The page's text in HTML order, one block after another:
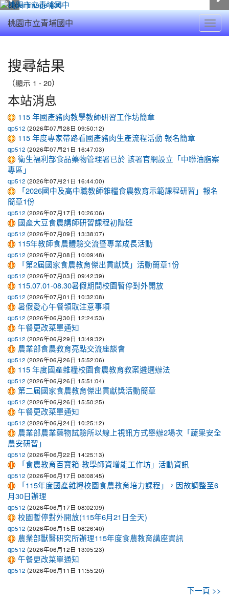
桃園市立青埔國中
搜尋結果
（顯示 1 - 20）
本站消息
115 年國產豬肉教學教師研習工作坊簡章
qp512 (2026年07月28日 09:50:12)
115 年度專家帶路看國產豬肉生產流程活動 報名簡章
qp512 (2026年07月21日 16:47:03)
衛生福利部食品藥物管理署已於 該署官網設立「中聯油脂案
專區」
qp512 (2026年07月21日 16:44:00)
「2026國中及高中職教師雜糧食農教育示範課程研習」報名
簡章1份
qp512 (2026年07月17日 10:26:06)
國產大豆食農講師研習課程初階班
qp512 (2026年07月09日 13:38:07)
115年教師食農體驗交流暨專業成長活動
qp512 (2026年07月08日 10:09:48)
「第2屆國家食農教育傑出貢獻獎」活動簡章1份
qp512 (2026年07月03日 09:42:39)
115.07.01-08.30暑假期間校園暫停對外開放
qp512 (2026年07月01日 10:32:08)
暑假愛心午餐領取注意事項
qp512 (2026年06月30日 12:24:53)
午餐更改菜單通知
qp512 (2026年06月29日 13:49:32)
農業部食農教育亮點交流座談會
qp512 (2026年06月26日 15:52:06)
115 年度國產雜糧校園食農教育教案遴選辦法
qp512 (2026年06月26日 15:51:04)
第二屆國家食農教育傑出貢獻獎活動簡章
qp512 (2026年06月26日 15:50:25)
午餐更改菜單通知
qp512 (2026年06月24日 10:25:12)
農業部農業藥物試驗所以線上視訊方式舉辦2場次「蔬果安全
農安研習」
qp512 (2026年06月22日 14:25:13)
「食農教育百寶箱-教學師資增能工作坊」活動資訊
qp512 (2026年06月17日 08:08:45)
「115年度國產雜糧校園食農教育培力課程」，因故調整至6
月30日辦理
qp512 (2026年06月17日 08:02:09)
校園暫停對外開放(115年6月21日全天)
qp512 (2026年06月15日 08:26:40)
農業部獸醫研究所辦理115年度食農教育講座資訊
qp512 (2026年06月12日 13:05:23)
午餐更改菜單通知
qp512 (2026年06月11日 11:55:20)
下一頁 >>